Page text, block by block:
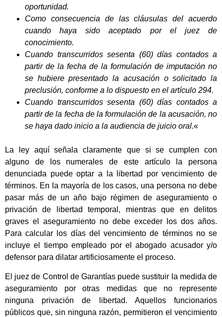
oportunidad.
Como consecuencia de las cláusulas del acuerdo
cuando haya sido aceptado por el juez de
conocimiento.
Cuando transcurridos sesenta (60) días contados a
partir de la fecha de la formulación de imputación no
se hubiere presentado la acusación o solicitado la
preclusión, conforme a lo dispuesto en el artículo 294.
Cuando transcurridos sesenta (60) días contados a
partir de la fecha de la formulación de la acusación, no
se haya dado inicio a la audiencia de juicio oral.«
La ley aquí señala claramente que si se cumplen con
alguno de los numerales de este artículo la persona
denunciada puede optar a la libertad por vencimiento de
términos. En la mayoría de los casos, una persona no debe
pasar más de un año bajo régimen de aseguramiento o
privación de libertad temporal, mientras que en delitos
graves el aseguramiento no debe exceder los dos años.
Para calcular los días del vencimiento de términos no se
incluye el tiempo empleado por el abogado acusador y/o
defensor para dilatar artificiosamente el proceso.
El juez de Control de Garantías puede sustituir la medida de
aseguramiento por otras medidas que no represente
ninguna privación de libertad. Aquellos funcionarios
públicos que, sin ninguna razón, permitieron el vencimiento